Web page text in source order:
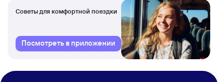
Советы для комфортной поездки
Посмотреть в приложении